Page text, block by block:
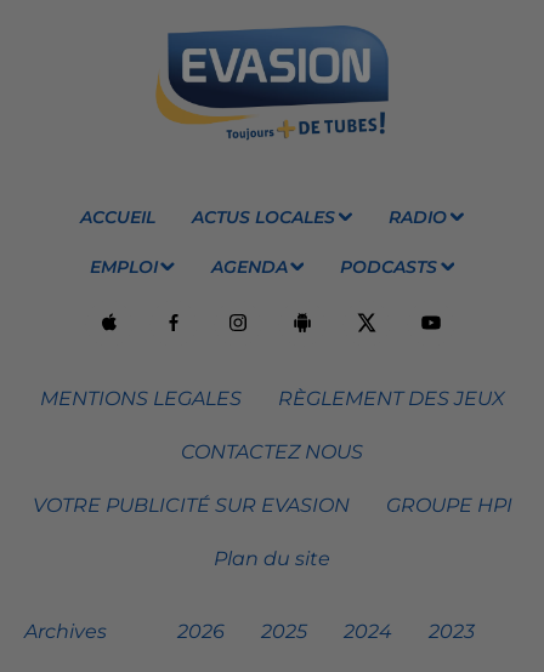
ACCUEIL ACTUS LOCALES RADIO
EMPLOI AGENDA PODCASTS
MENTIONS LEGALES RÈGLEMENT DES JEUX
CONTACTEZ NOUS
VOTRE PUBLICITÉ SUR EVASION GROUPE HPI
Plan du site
Archives 2026 2025 2024 2023